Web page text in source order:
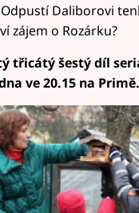
Daliborovi
zájem o Rozárku?
třicátý šestý díl
ve 20.15 na Primě.